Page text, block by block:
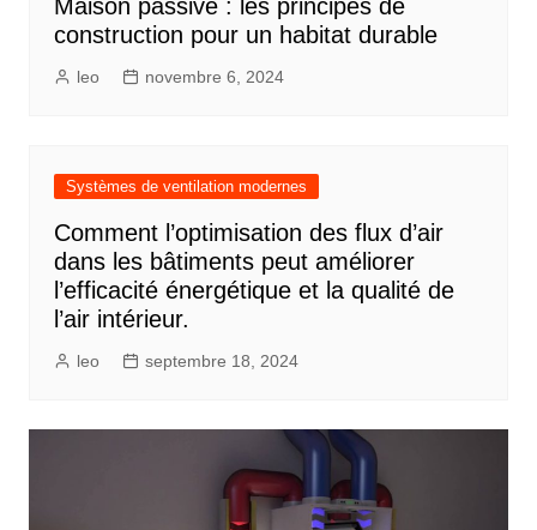
Maison passive : les principes de
construction pour un habitat durable
leo novembre 6, 2024
Systèmes de ventilation modernes
Comment l’optimisation des flux d’air
dans les bâtiments peut améliorer
l’efficacité énergétique et la qualité de
l’air intérieur.
leo septembre 18, 2024